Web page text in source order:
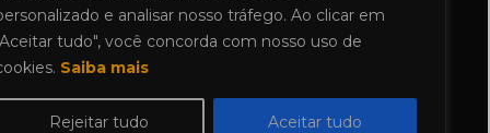
e analisar nosso tráfego. Ao clicar em
tudo", você concorda com nosso uso de
Saiba mais
Rejeitar tudo Aceitar tudo